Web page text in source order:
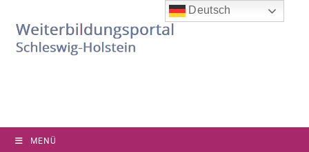
Inhalt
springen
MENÜ
Deutsch